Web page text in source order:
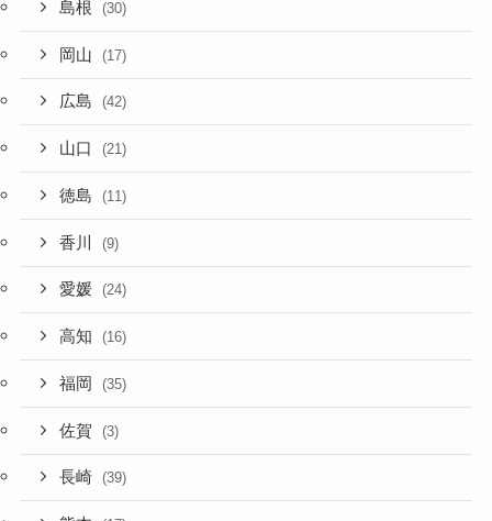
島根 (30)
岡山 (17)
広島 (42)
山口 (21)
徳島 (11)
香川 (9)
愛媛 (24)
高知 (16)
福岡 (35)
佐賀 (3)
長崎 (39)